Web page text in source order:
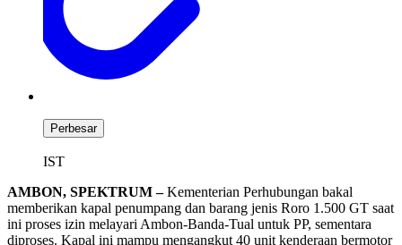
Perbesar
IST
AMBON, SPEKTRUM –Kementerian Perhubungan bakal
memberikan kapal penumpang dan barang jenis Roro 1.500 GT saat
ini proses izin melayari Ambon-Banda-Tual untuk PP, sementara
diproses. Kapal ini mampu mengangkut 40 unit kenderaan bermotor